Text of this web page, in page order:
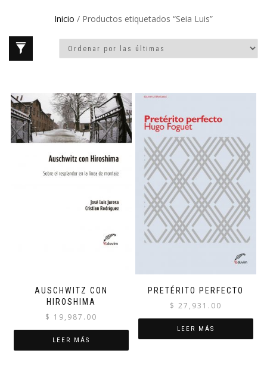
Inicio / Productos etiquetados “Seia Luis”
AUSCHWITZ CON
HIROSHIMA
$ 19,987.00
LEER MÁS
PRETÉRITO PERFECTO
$ 27,931.00
LEER MÁS